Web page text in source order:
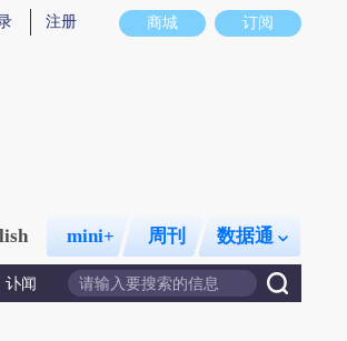
商城 订阅
注册
mini+ 周刊 数据通
讣闻